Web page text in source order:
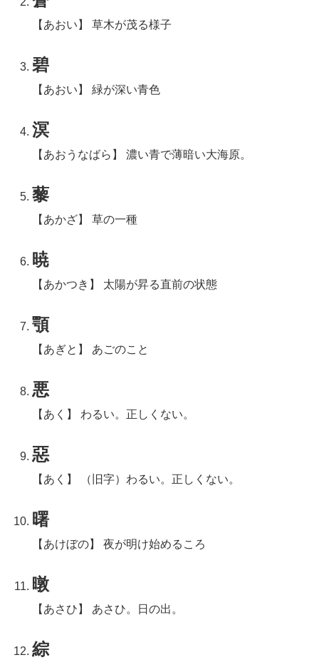
【あおい】 草木が茂る様子
碧
【あおい】 緑が深い青色
溟
【あおうなばら】 濃い青で薄暗い大海原。
藜
【あかざ】 草の一種
暁
【あかつき】 太陽が昇る直前の状態
顎
【あぎと】 あごのこと
悪
【あく】 わるい。正しくない。
惡
【あく】 （旧字）わるい。正しくない。
曙
【あけぼの】 夜が明け始めるころ
暾
【あさひ】 あさひ。日の出。
綜